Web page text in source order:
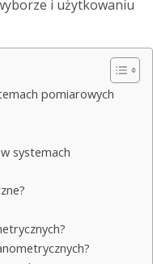
i użytkowaniu
pomiarowych
systemach